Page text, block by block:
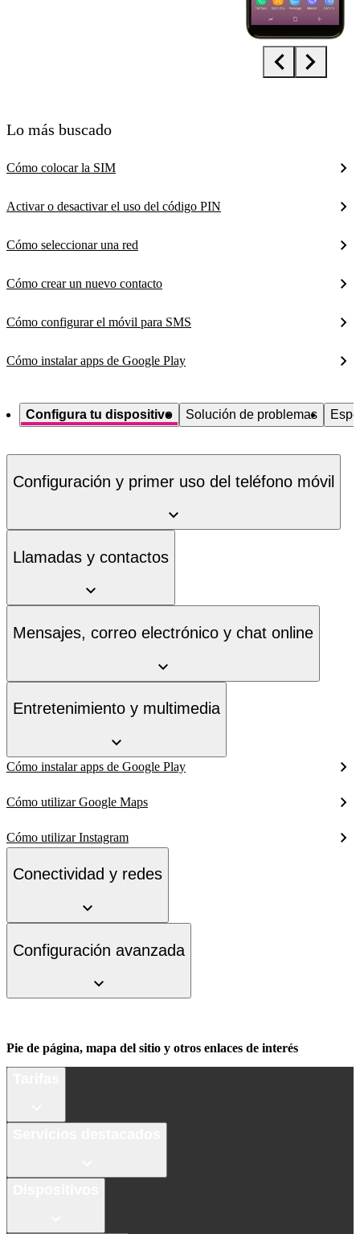
Lo más buscado
Cómo colocar la SIM
Activar o desactivar el uso del código PIN
Cómo seleccionar una red
Cómo crear un nuevo contacto
Cómo configurar el móvil para SMS
Cómo instalar apps de Google Play
Configura tu dispositivo Solución de problemas
Configuración y primer uso del teléfono móvil
Llamadas y contactos
Mensajes, correo electrónico y chat online
Entretenimiento y multimedia
Cómo instalar apps de Google Play
Cómo utilizar Google Maps
Cómo utilizar Instagram
Conectividad y redes
Configuración avanzada
Pie de página, mapa del sitio y otros enlaces de interés